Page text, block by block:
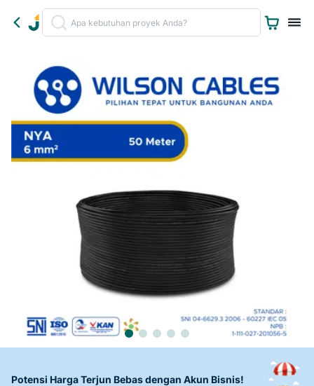
Potensi Harga Terjun Bebas dengan Akun Bisnis!